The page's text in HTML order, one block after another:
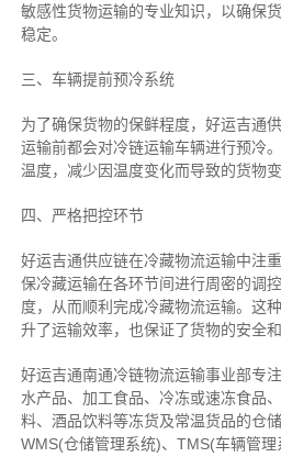
敏感性货物运输的专业知识，以确保
稳定。
三、车辆提前预冷系统
为了确保货物的保鲜程度，好运吉通
运输前都会对冷链运输车辆进行预冷
温度，减少因温度变化而导致的货物变
四、严格把控环节
好运吉通供应链在冷藏物流运输中注
保冷藏运输在各环节间进行周密的调
度，从而顺利完成冷藏物流运输。这
升了运输效率，也保证了货物的安全和
好运吉通南通冷链物流运输事业部专
水产品、加工食品、冷冻或速冻食品
料、酒品饮料等冻货及常温货品的仓
WMS(仓储管理系统)、TMS(车辆管